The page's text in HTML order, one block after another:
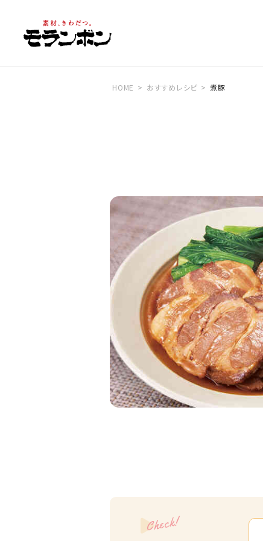
HOME おすすめレシピ 煮豚
Check!